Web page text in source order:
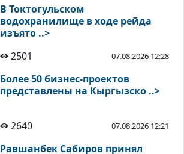
В Токтогульском
водохранилище в ходе рейда
изъято ..>
2501
07.08.2026 12:28
Более 50 бизнес-проектов
представлены на Кыргызско ..>
2640 07.08.2026 12:21
Равшанбек Сабиров принял